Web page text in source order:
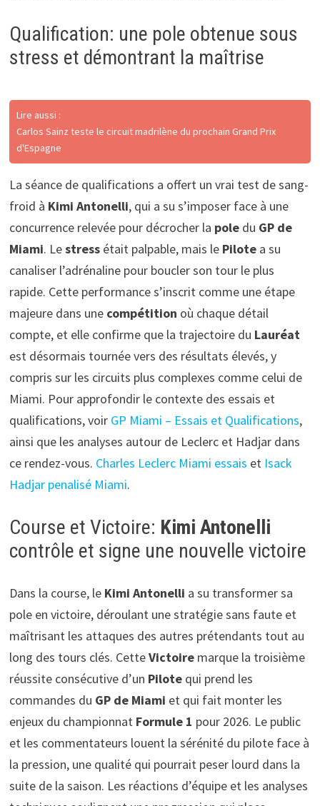
Qualification: une pole obtenue sous
stress et démontrant la maîtrise
Lire aussi :
Carlos Sainz teste le circuit madrilène du prochain Grand Prix
d'Espagne
La séance de qualifications a offert un vrai test de sang-
froid à Kimi Antonelli, qui a su s’imposer face à une
concurrence relevée pour décrocher la poledu GP de
Miami. Lestressétait palpable, mais le Pilotea su
canaliser l’adrénaline pour boucler son tour le plus
rapide. Cette performance s’inscrit comme une étape
majeure dans une compétition où chaque détail
compte, et elle confirme que la trajectoire du Lauréat
est désormais tournée vers des résultats élevés, y
compris sur les circuits plus complexes comme celui de
Miami. Pour approfondir le contexte des essais et
qualifications, voir GP Miami – Essais et Qualifications,
ainsi que les analyses autour de Leclerc et Hadjar dans
ce rendez-vous. Charles Leclerc Miami essais et Isack
Hadjar penalisé Miami.
Course et Victoire: Kimi Antonelli
contrôle et signe une nouvelle victoire
Dans la course, le Kimi Antonelli a su transformer sa
pole en victoire, déroulant une stratégie sans faute et
maîtrisant les attaques des autres prétendants tout au
long des tours clés. CetteVictoiremarque la troisième
réussite consécutive d’un Pilotequi prend les
commandes du GP de Miami et qui fait monter les
enjeux du championnat Formule 1 pour 2026. Le public
et les commentateurs louent la sérénité du pilote face à
la pression, une qualité qui pourrait peser lourd dans la
suite de la saison. Les réactions d’équipe et les analyses